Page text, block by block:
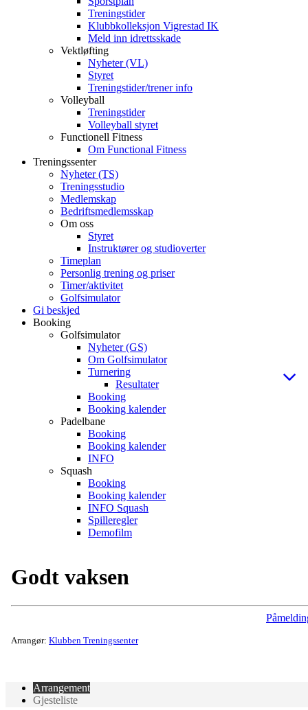
Treningstider
Klubbkolleksjon Vigrestad IK
Meld inn idrettsskade
Vektløfting
Nyheter (VL)
Styret
Treningstider/trener info
Volleyball
Treningstider
Volleyball styret
Functionell Fitness
Om Functional Fitness
Treningssenter
Nyheter (TS)
Treningsstudio
Medlemskap
Bedriftsmedlemsskap
Om oss
Styret
Instruktører og studioverter
Timeplan
Personlig trening og priser
Timer/aktivitet
Golfsimulator
Gi beskjed
Booking
Golfsimulator
Nyheter (GS)
Om Golfsimulator
Turnering
Resultater
Booking
Booking kalender
Padelbane
Booking
Booking kalender
INFO
Squash
Booking
Booking kalender
INFO Squash
Spilleregler
Demofilm
Godt vaksen
Arrangør: Klubben Treningssenter
Arrangement
Gjesteliste